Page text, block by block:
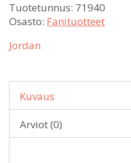
Tuotetunnus: 71940
Osasto: Fanituotteet
Jordan
Kuvaus
Arviot (0)